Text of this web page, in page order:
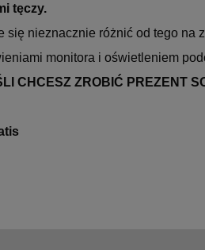
tęczy.
się nieznacznie różnić od tego na
monitora i oświetleniem
CHCESZ ZROBIĆ PREZENT